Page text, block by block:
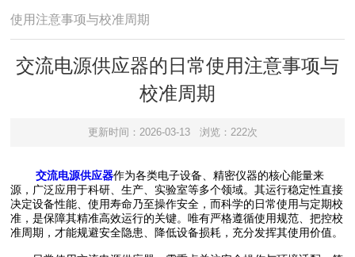
使用注意事项与校准周期
交流电源供应器的日常使用注意事项与
校准周期
更新时间：2026-03-13 浏览：222次
交流电源供应器作为各类电子设备、精密仪器的核心能量来
源，广泛应用于科研、生产、实验室等多个领域。其运行稳定性直接
决定设备性能、使用寿命乃至操作安全，而科学的日常使用与定期校
准，是保障其精准高效运行的关键。唯有严格遵循使用规范、把控校
准周期，才能规避安全隐患、降低设备损耗，充分发挥其使用价值。